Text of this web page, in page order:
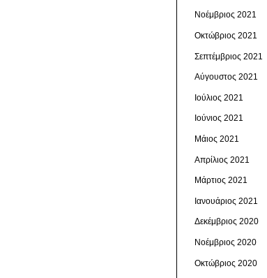
Νοέμβριος 2021
Οκτώβριος 2021
Σεπτέμβριος 2021
Αύγουστος 2021
Ιούλιος 2021
Ιούνιος 2021
Μάιος 2021
Απρίλιος 2021
Μάρτιος 2021
Ιανουάριος 2021
Δεκέμβριος 2020
Νοέμβριος 2020
Οκτώβριος 2020